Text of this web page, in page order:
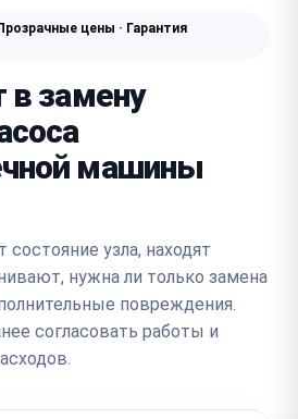
цены · Гарантия
в замену
машины
узла, находят
нужна ли только замена
повреждения.
согласовать работы и